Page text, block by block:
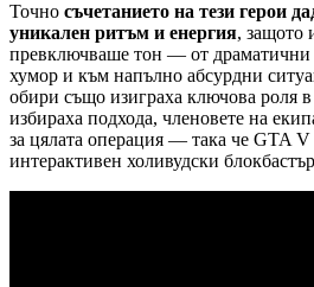
Точно съчетанието на тези герои
уникален ритъм и енергия, защото
превключваше тон — от
хумор и към напълно абсурдни
обири също изиграха ключова роля
избираха подхода, членовете на
за цялата операция — така че GTA
интерактивен холивудски